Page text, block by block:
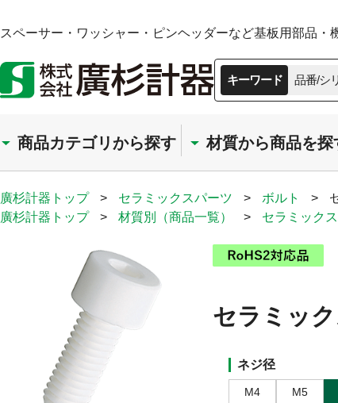
スペーサー・ワッシャー・ピンヘッダーなど基板用部品・
キーワード 品番/シ
商品カテゴリから探す 材質から商品を探
廣杉計器トップ > セラミックスパーツ > ボルト >
廣杉計器トップ
> 材質別（商品一覧） > セラミックス
セラミッ
ネジ径
M4 M5